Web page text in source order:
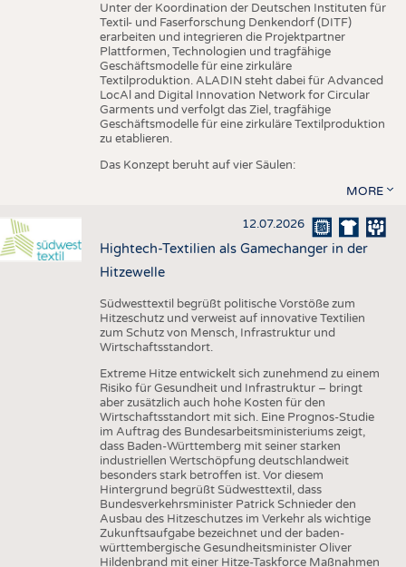
Unter der Koordination der Deutschen Instituten für
Textil- und Faserforschung Denkendorf (DITF)
erarbeiten und integrieren die Projektpartner
Plattformen, Technologien und tragfähige
Geschäftsmodelle für eine zirkuläre
Textilproduktion. ALADIN steht dabei für Advanced
LocAl and Digital Innovation Network for Circular
Garments und verfolgt das Ziel, tragfähige
Geschäftsmodelle für eine zirkuläre Textilproduktion
zu etablieren.
Das Konzept beruht auf vier Säulen:
MORE
12.07.2026
Hightech-Textilien als Gamechanger in der
Hitzewelle
Südwesttextil begrüßt politische Vorstöße zum
Hitzeschutz und verweist auf innovative Textilien
zum Schutz von Mensch, Infrastruktur und
Wirtschaftsstandort.
Extreme Hitze entwickelt sich zunehmend zu einem
Risiko für Gesundheit und Infrastruktur – bringt
aber zusätzlich auch hohe Kosten für den
Wirtschaftsstandort mit sich. Eine Prognos-Studie
im Auftrag des Bundesarbeitsministeriums zeigt,
dass Baden-Württemberg mit seiner starken
industriellen Wertschöpfung deutschlandweit
besonders stark betroffen ist. Vor diesem
Hintergrund begrüßt Südwesttextil, dass
Bundesverkehrsminister Patrick Schnieder den
Ausbau des Hitzeschutzes im Verkehr als wichtige
Zukunftsaufgabe bezeichnet und der baden-
württembergische Gesundheitsminister Oliver
Hildenbrand mit einer Hitze-Taskforce Maßnahmen